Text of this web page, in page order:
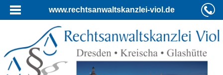
www.rechtsanwaltskanzlei-viol.de